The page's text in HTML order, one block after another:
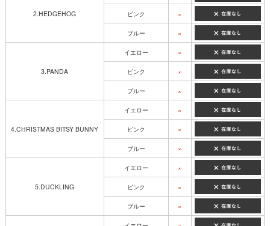
2.HEDGEHOG ピンク ×
ブルー ×
3.PANDA
イエロー ×
ピンク ×
ブルー ×
4.CHRISTMAS BITSY BUNNY
イエロー ×
ピンク ×
ブルー ×
5.DUCKLING
イエロー ×
ピンク ×
ブルー ×